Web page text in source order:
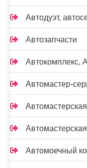
Автодуэт,
Автозапчасти
Автокомплекс,
Автомастер-
Автомастерская
Автомастерская
Автомоечный